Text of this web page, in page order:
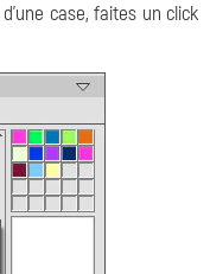
case, faites un click